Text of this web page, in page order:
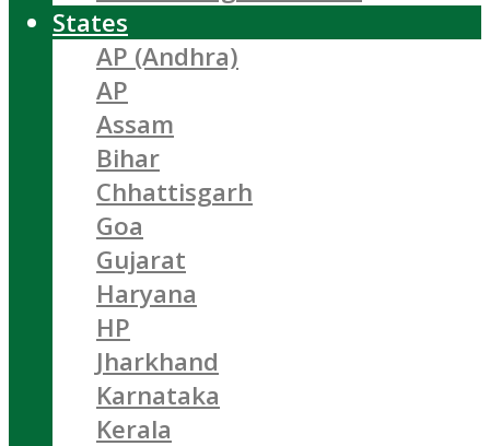
States
AP (Andhra)
AP
Assam
Bihar
Chhattisgarh
Goa
Gujarat
Haryana
HP
Jharkhand
Karnataka
Kerala